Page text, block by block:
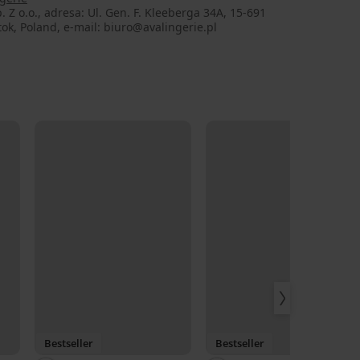
Z o.o., adresa: Ul. Gen. F. Kleeberga 34A, 15-691
Poland, e-mail: biuro@avalingerie.pl
Bestseller Bestseller